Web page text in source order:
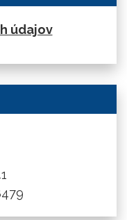
údajov